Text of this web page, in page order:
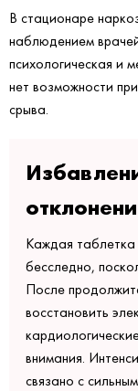
В стационаре
наблюдением
психологическая и
нет возможности
срыва.
Каждая таблетка
бесследно,
После
восстановить
внимания.
связано с